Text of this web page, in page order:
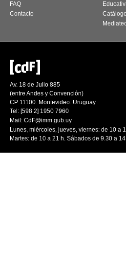
FAQ
Contacto
Catálogo
Av. 18 de Julio 885
(entre Andes y Convención)
CP 11100. Montevideo. Uruguay
Tel: [598 2] 1950 7960
Mail: CdF@imm.gub.uy
Lunes, miércoles, jueves, viernes: de 10 a
Martes: de 10 a 21 h. Sábados de 9.30 a